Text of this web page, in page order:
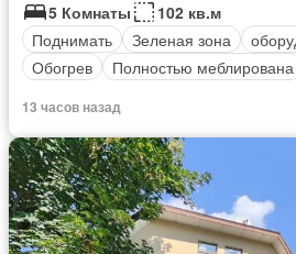
5 Комнаты
102 кв.м
Поднимать
Зеленая зона
Обогрев
Полностью меблирована
13 часов назад